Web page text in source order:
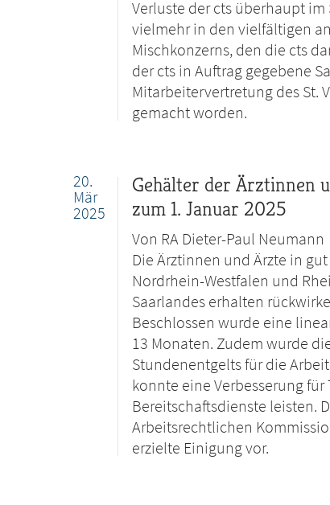
Verluste der cts überhaupt
vielmehr in den vielfältigen
Mischkonzerns, den die cts
der cts in Auftrag gegebene
Mitarbeitervertretung des St.
gemacht worden.
20.
Mär
2025
Gehälter der Ärztinnen
zum 1. Januar 2025
Von RA Dieter-Paul Neumann
Die Ärztinnen und Ärzte in
Nordrhein-Westfalen und
Saarlandes erhalten
Beschlossen wurde eine
13 Monaten. Zudem wurde
Stundenentgelts für die
konnte eine Verbesserung
Bereitschaftsdienste leisten.
Arbeitsrechtlichen
erzielte Einigung vor.